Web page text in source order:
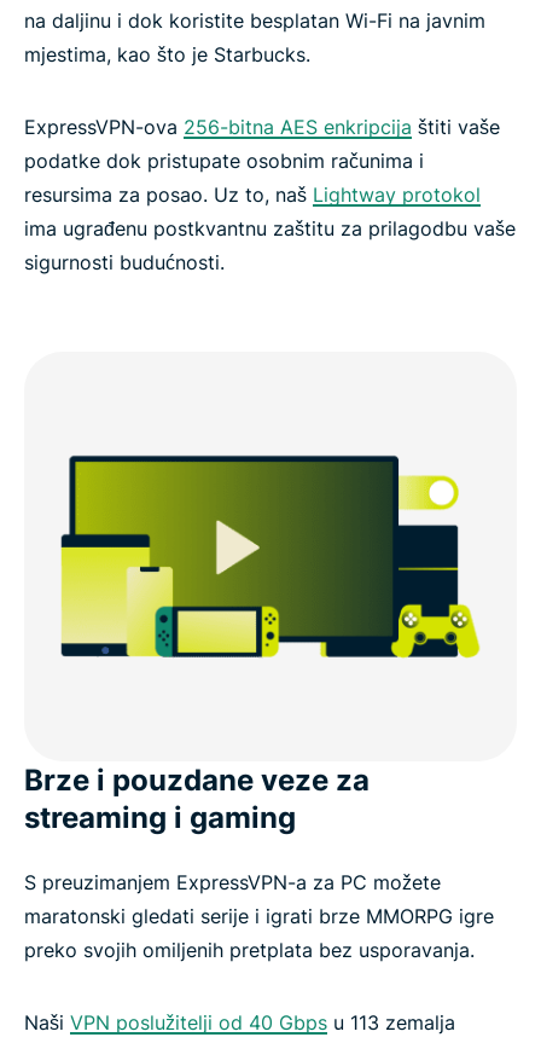
na daljinu i dok koristite besplatan Wi-Fi na javnim
mjestima, kao što je Starbucks.
ExpressVPN-ova 256-bitna AES enkripcija štiti vaše
podatke dok pristupate osobnim računima i
resursima za posao. Uz to, naš Lightway protokol
ima ugrađenu postkvantnu zaštitu za prilagodbu vaše
sigurnosti budućnosti.
Brze i pouzdane veze za
streaming i gaming
S preuzimanjem ExpressVPN-a za PC možete
maratonski gledati serije i igrati brze MMORPG igre
preko svojih omiljenih pretplata bez usporavanja.
Naši VPN poslužitelji od 40 Gbps u 113 zemalja